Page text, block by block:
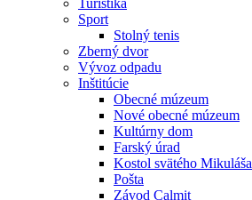
Turistika
Sport
Stolný tenis
Zberný dvor
Vývoz odpadu
Inštitúcie
Obecné múzeum
Nové obecné múzeum
Kultúrny dom
Farský úrad
Kostol svätého Mikuláša
Pošta
Závod Calmit